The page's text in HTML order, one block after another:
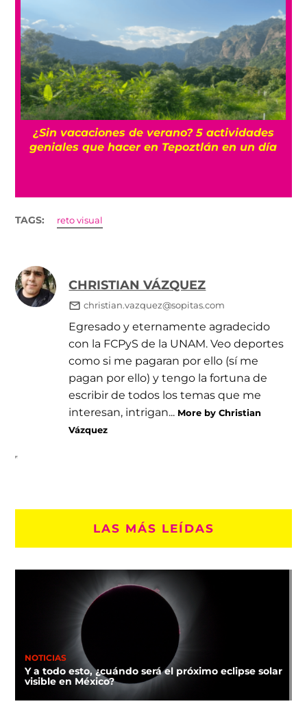
¿Sin vacaciones de verano? 5 actividades
geniales que hacer en Tepoztlán en un día
TAGS: reto visual
CHRISTIAN VÁZQUEZ
christian.vazquez@sopitas.com
Egresado y eternamente agradecido
con la FCPyS de la UNAM. Veo deportes
como si me pagaran por ello (sí me
pagan por ello) y tengo la fortuna de
escribir de todos los temas que me
interesan, intrigan... More by Christian
Vázquez
LAS MÁS LEÍDAS
NOTICIAS
Y a todo esto, ¿cuándo será el próximo eclipse solar
visible en México?